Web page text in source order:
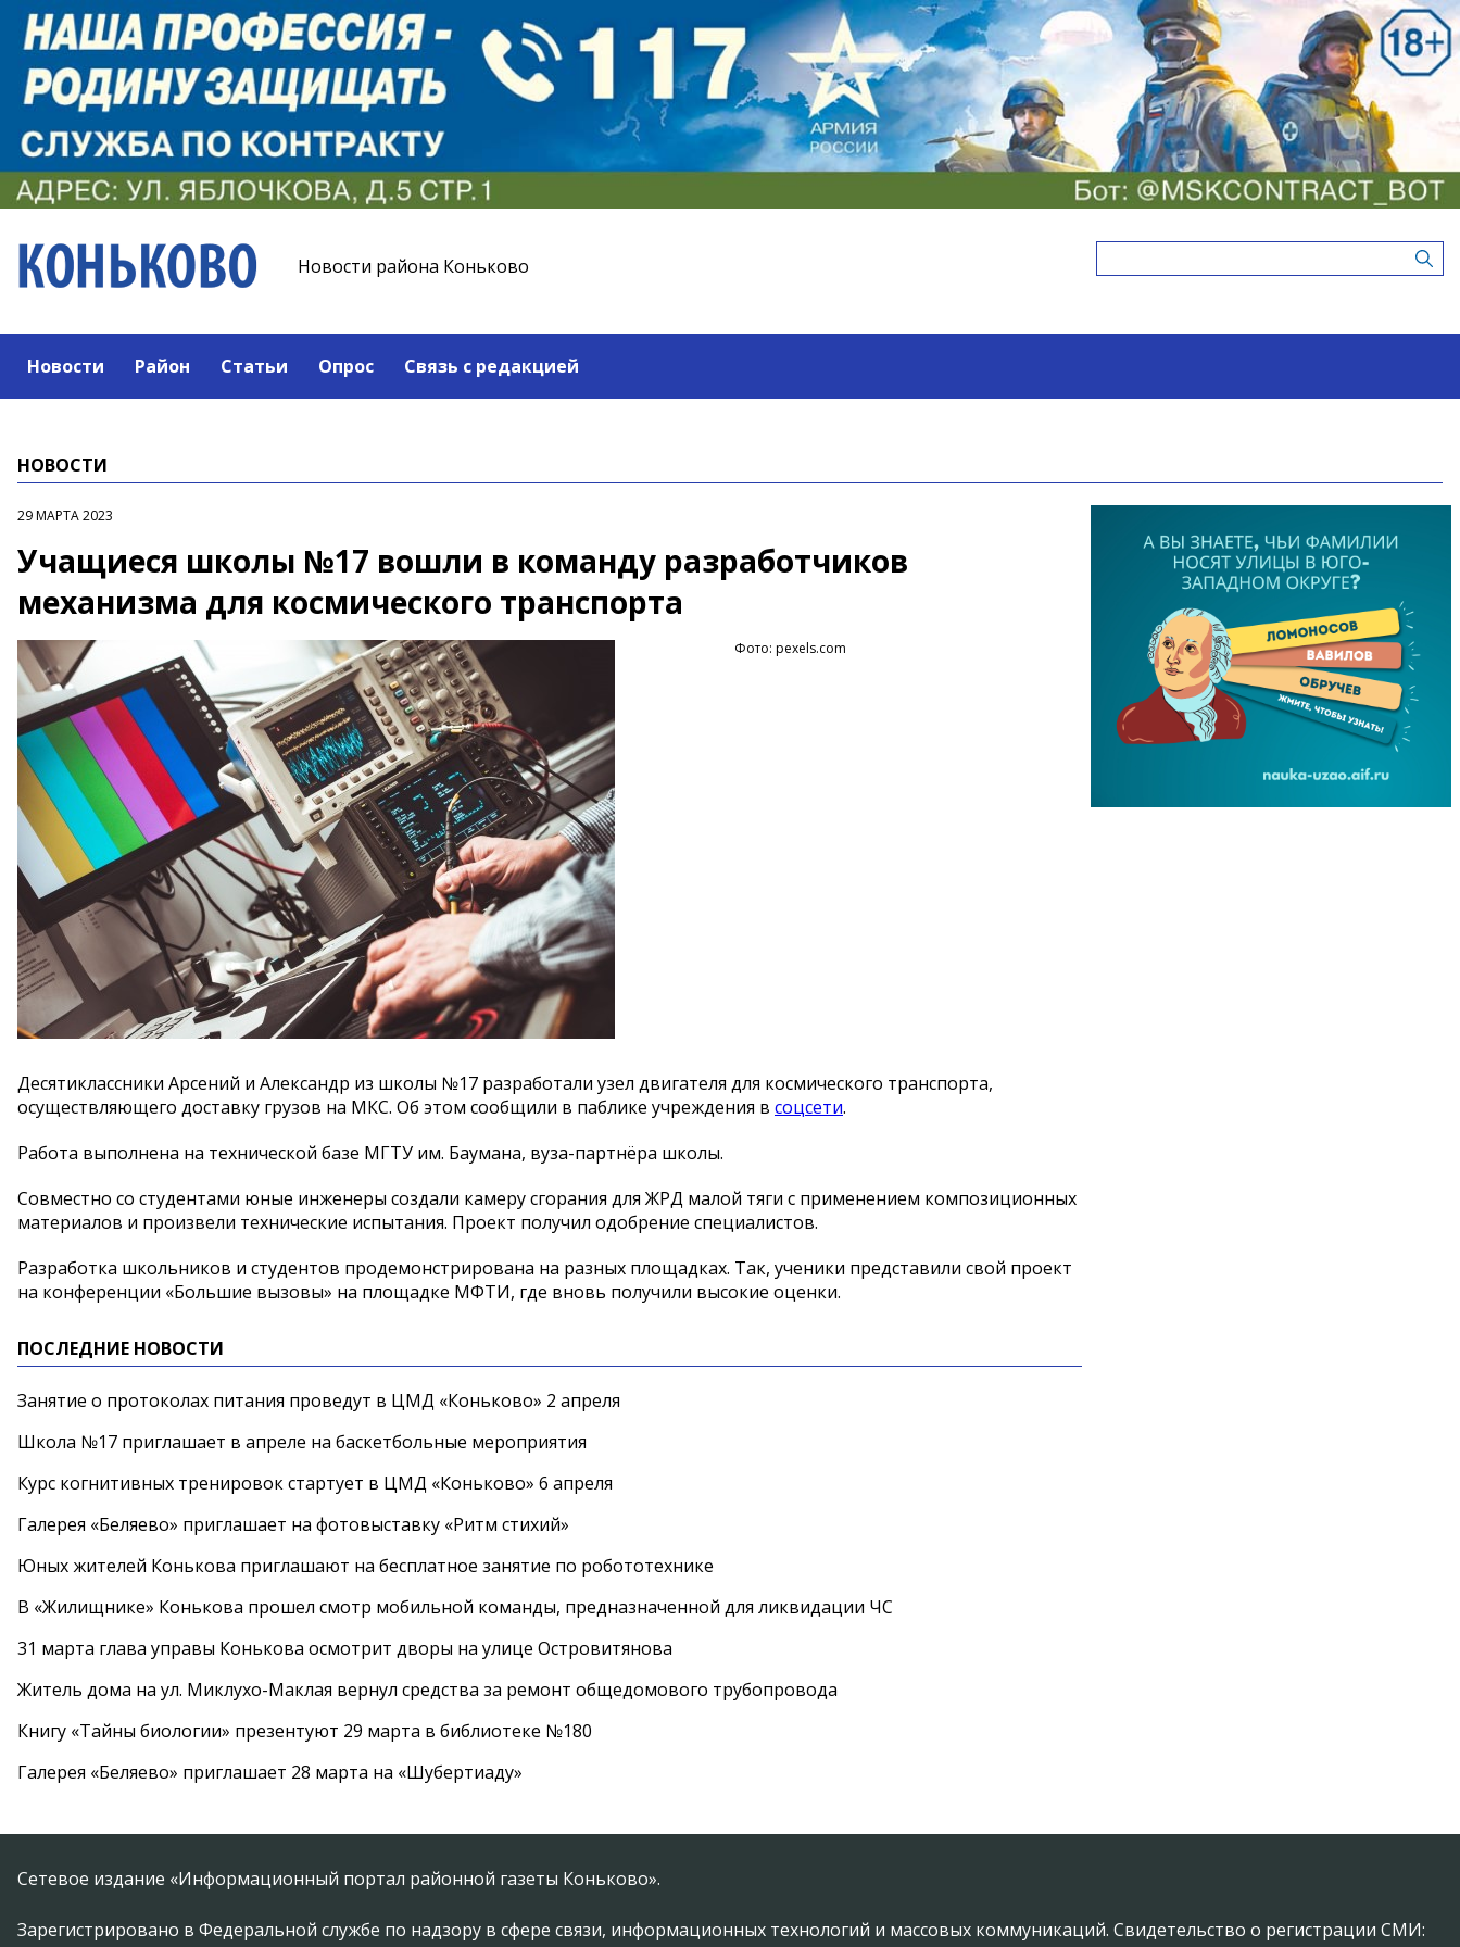
Новости района Коньково
Новости Район Статьи Опрос Связь с редакцией
НОВОСТИ
29 МАРТА 2023
Учащиеся школы №17 вошли в команду разработчиков
механизма для космического транспорта
Фото: pexels.com
Десятиклассники Арсений и Александр из школы №17 разработали узел двигателя для космического транспорта,
осуществляющего доставку грузов на МКС. Об этом сообщили в паблике учреждения в соцсети.
Работа выполнена на технической базе МГТУ им. Баумана, вуза-партнёра школы.
Совместно со студентами юные инженеры создали камеру сгорания для ЖРД малой тяги с применением композиционных
материалов и произвели технические испытания. Проект получил одобрение специалистов.
Разработка школьников и студентов продемонстрирована на разных площадках. Так, ученики представили свой проект
на конференции «Большие вызовы» на площадке МФТИ, где вновь получили высокие оценки.
ПОСЛЕДНИЕ НОВОСТИ
Занятие о протоколах питания проведут в ЦМД «Коньково» 2 апреля
Школа №17 приглашает в апреле на баскетбольные мероприятия
Курс когнитивных тренировок стартует в ЦМД «Коньково» 6 апреля
Галерея «Беляево» приглашает на фотовыставку «Ритм стихий»
Юных жителей Конькова приглашают на бесплатное занятие по робототехнике
В «Жилищнике» Конькова прошел смотр мобильной команды, предназначенной для ликвидации ЧС
31 марта глава управы Конькова осмотрит дворы на улице Островитянова
Житель дома на ул. Миклухо-Маклая вернул средства за ремонт общедомового трубопровода
Книгу «Тайны биологии» презентуют 29 марта в библиотеке №180
Галерея «Беляево» приглашает 28 марта на «Шубертиаду»
Сетевое издание «Информационный портал районной газеты Коньково».
Зарегистрировано в Федеральной службе по надзору в сфере связи, информационных технологий и массовых коммуникаций. Свидетельство о регистрации СМИ: